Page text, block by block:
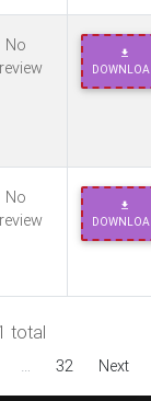
No
No
total
32 Next